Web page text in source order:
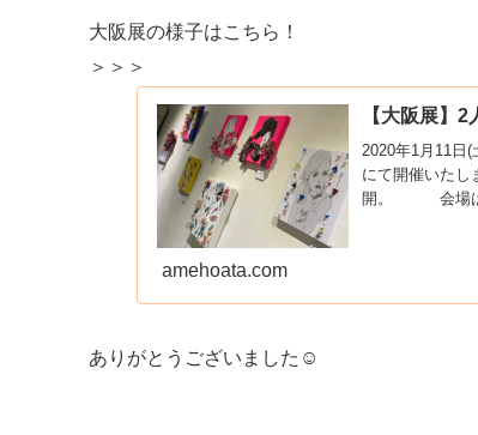
大阪展の様子はこちら！
＞＞＞
【大阪展】2
2020年1月11日
にて開催いたし
開。 会場は、
amehoata.com
ありがとうございました☺︎